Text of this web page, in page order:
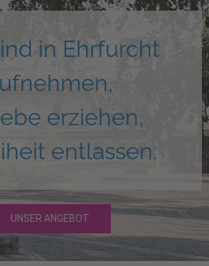
in Ehrfurcht
erziehen,
entlassen.
UNSER ANGEBOT